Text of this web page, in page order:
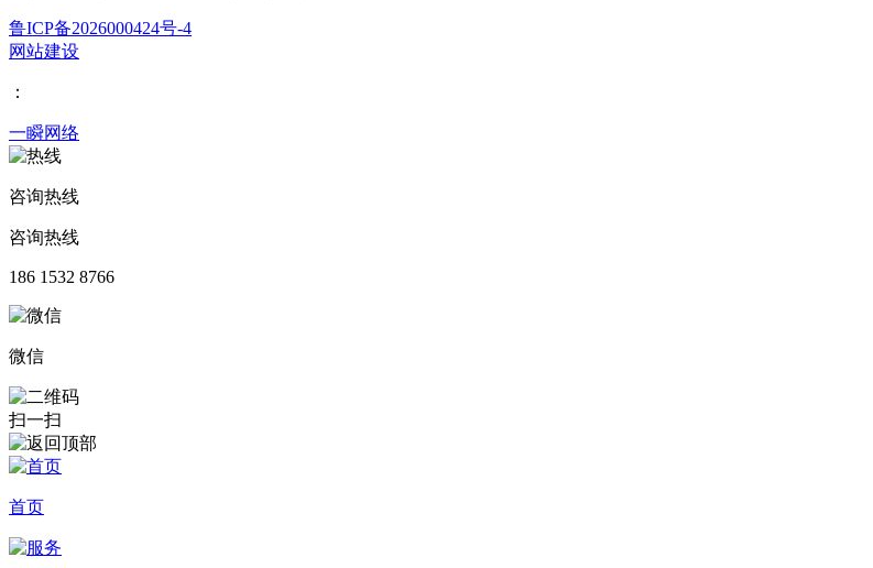
鲁ICP备2026000424号-4
网站建设
：
一瞬网络
咨询热线
咨询热线
186 1532 8766
微信
扫一扫
首页